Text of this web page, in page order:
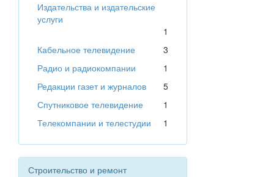
Издательства и издательские
услуги
1
Кабельное телевидение
3
Радио и радиокомпании
1
Редакции газет и журналов
5
Спутниковое телевидение
1
Телекомпании и телестудии
1
Строительство и ремонт